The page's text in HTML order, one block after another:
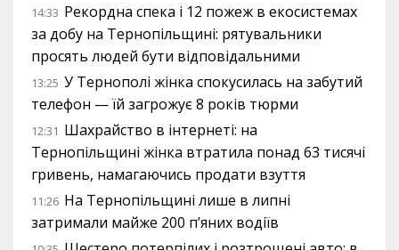
14:33 Рекордна спека і 12 пожеж в екосистемах
за добу на Тернопільщині: рятувальники
просять людей бути відповідальними
13:25 У Тернополі жінка спокусилась на забутий
телефон — їй загрожує 8 років тюрми
12:31 Шахрайство в інтернеті: на
Тернопільщині жінка втратила понад 63 тисячі
гривень, намагаючись продати взуття
11:26 На Тернопільщині лише в липні
затримали майже 200 п’яних водіїв